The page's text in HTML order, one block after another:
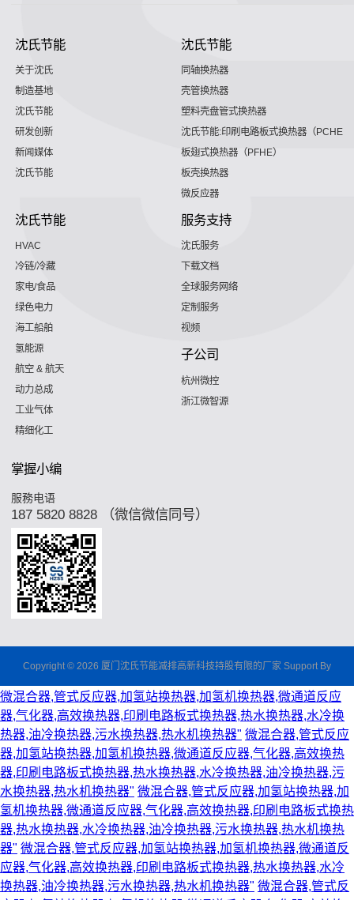
沈氏节能
关于沈氏
制造基地
沈氏节能
研发创新
新闻媒体
沈氏节能
沈氏节能
同轴换热器
壳管换热器
塑料壳盘管式换热器
沈氏节能:印刷电路板式换热器（PCHE）
板翅式换热器（PFHE）
板壳换热器
微反应器
沈氏节能
HVAC
冷链/冷藏
家电/食品
绿色电力
海工船舶
氢能源
航空 & 航天
动力总成
工业气体
精细化工
服务支持
沈氏服务
下载文档
全球服务网络
定制服务
视频
子公司
杭州微控
浙江微智源
掌握小编
服務电语
187 5820 8828 （微信微信同号）
Copyright © 2026 厦门沈氏节能减排高新科技持股有限的厂家 Support By
微混合器,管式反应器,加氢站换热器,加氢机换热器,微通道反应
器,气化器,高效换热器,印刷电路板式换热器,热水换热器,水冷换
热器,油冷换热器,污水换热器,热水机换热器" 微混合器,管式反应
器,加氢站换热器,加氢机换热器,微通道反应器,气化器,高效换热
器,印刷电路板式换热器,热水换热器,水冷换热器,油冷换热器,污
水换热器,热水机换热器" 微混合器,管式反应器,加氢站换热器,加
氢机换热器,微通道反应器,气化器,高效换热器,印刷电路板式换热
器,热水换热器,水冷换热器,油冷换热器,污水换热器,热水机换热
器" 微混合器,管式反应器,加氢站换热器,加氢机换热器,微通道反
应器,气化器,高效换热器,印刷电路板式换热器,热水换热器,水冷
换热器,油冷换热器,污水换热器,热水机换热器" 微混合器,管式反